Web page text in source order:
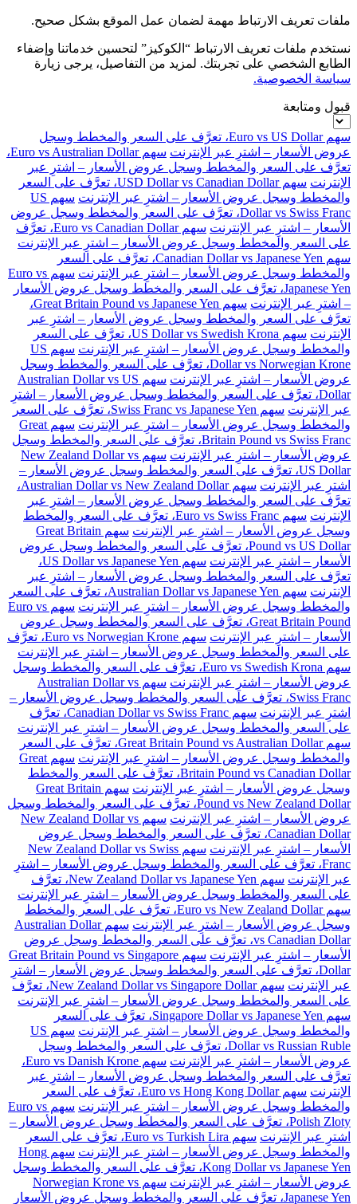
ملفات تعريف الارتباط مهمة لضمان عمل الموقع بشكل صحيح.
نستخدم ملفات تعريف الارتباط “الكوكيز” لتحسين خدماتنا وإضفاء
الطابع الشخصي على تجربتك. لمزيد من التفاصيل، يرجى زيارة
سياسة الخصوصية.
قبول ومتابعة
سهم Euro vs US Dollar، تعرَّف على السعر والمخطط وسجل
عروض الأسعار – اشترِ عبر الإنترنت
سهم Euro vs Australian Dollar،
تعرَّف على السعر والمخطط وسجل عروض الأسعار – اشترِ عبر
الإنترنت
سهم USD Dollar vs Canadian Dollar، تعرَّف على السعر
والمخطط وسجل عروض الأسعار – اشترِ عبر الإنترنت
سهم US
Dollar vs Swiss Franc، تعرَّف على السعر والمخطط وسجل عروض
الأسعار – اشترِ عبر الإنترنت
سهم Euro vs Canadian Dollar، تعرَّف
على السعر والمخطط وسجل عروض الأسعار – اشترِ عبر الإنترنت
سهم Canadian Dollar vs Japanese Yen، تعرَّف على السعر
والمخطط وسجل عروض الأسعار – اشترِ عبر الإنترنت
سهم Euro vs
Japanese Yen، تعرَّف على السعر والمخطط وسجل عروض الأسعار
– اشترِ عبر الإنترنت
سهم Great Britain Pound vs Japanese Yen،
تعرَّف على السعر والمخطط وسجل عروض الأسعار – اشترِ عبر
الإنترنت
سهم US Dollar vs Swedish Krona، تعرَّف على السعر
والمخطط وسجل عروض الأسعار – اشترِ عبر الإنترنت
سهم US
Dollar vs Norwegian Krone، تعرَّف على السعر والمخطط وسجل
عروض الأسعار – اشترِ عبر الإنترنت
سهم Australian Dollar vs US
Dollar، تعرَّف على السعر والمخطط وسجل عروض الأسعار – اشترِ
عبر الإنترنت
سهم Swiss Franc vs Japanese Yen، تعرَّف على السعر
والمخطط وسجل عروض الأسعار – اشترِ عبر الإنترنت
سهم Great
Britain Pound vs Swiss Franc، تعرَّف على السعر والمخطط وسجل
عروض الأسعار – اشترِ عبر الإنترنت
سهم New Zealand Dollar vs
US Dollar، تعرَّف على السعر والمخطط وسجل عروض الأسعار –
اشترِ عبر الإنترنت
سهم Australian Dollar vs New Zealand Dollar،
تعرَّف على السعر والمخطط وسجل عروض الأسعار – اشترِ عبر
الإنترنت
سهم Euro vs Swiss Franc، تعرَّف على السعر والمخطط
وسجل عروض الأسعار – اشترِ عبر الإنترنت
سهم Great Britain
Pound vs US Dollar، تعرَّف على السعر والمخطط وسجل عروض
الأسعار – اشترِ عبر الإنترنت
سهم US Dollar vs Japanese Yen،
تعرَّف على السعر والمخطط وسجل عروض الأسعار – اشترِ عبر
الإنترنت
سهم Australian Dollar vs Japanese Yen، تعرَّف على السعر
والمخطط وسجل عروض الأسعار – اشترِ عبر الإنترنت
سهم Euro vs
Great Britain Pound، تعرَّف على السعر والمخطط وسجل عروض
الأسعار – اشترِ عبر الإنترنت
سهم Euro vs Norwegian Krone، تعرَّف
على السعر والمخطط وسجل عروض الأسعار – اشترِ عبر الإنترنت
سهم Euro vs Swedish Krona، تعرَّف على السعر والمخطط وسجل
عروض الأسعار – اشترِ عبر الإنترنت
سهم Australian Dollar vs
Swiss Franc، تعرَّف على السعر والمخطط وسجل عروض الأسعار –
اشترِ عبر الإنترنت
سهم Canadian Dollar vs Swiss Franc، تعرَّف
على السعر والمخطط وسجل عروض الأسعار – اشترِ عبر الإنترنت
سهم Great Britain Pound vs Australian Dollar، تعرَّف على السعر
والمخطط وسجل عروض الأسعار – اشترِ عبر الإنترنت
سهم Great
Britain Pound vs Canadian Dollar، تعرَّف على السعر والمخطط
وسجل عروض الأسعار – اشترِ عبر الإنترنت
سهم Great Britain
Pound vs New Zealand Dollar، تعرَّف على السعر والمخطط وسجل
عروض الأسعار – اشترِ عبر الإنترنت
سهم New Zealand Dollar vs
Canadian Dollar، تعرَّف على السعر والمخطط وسجل عروض
الأسعار – اشترِ عبر الإنترنت
سهم New Zealand Dollar vs Swiss
Franc، تعرَّف على السعر والمخطط وسجل عروض الأسعار – اشترِ
عبر الإنترنت
سهم New Zealand Dollar vs Japanese Yen، تعرَّف
على السعر والمخطط وسجل عروض الأسعار – اشترِ عبر الإنترنت
سهم Euro vs New Zealand Dollar، تعرَّف على السعر والمخطط
وسجل عروض الأسعار – اشترِ عبر الإنترنت
سهم Australian Dollar
vs Canadian Dollar، تعرَّف على السعر والمخطط وسجل عروض
الأسعار – اشترِ عبر الإنترنت
سهم Great Britain Pound vs Singapore
Dollar، تعرَّف على السعر والمخطط وسجل عروض الأسعار – اشترِ
عبر الإنترنت
سهم New Zealand Dollar vs Singapore Dollar، تعرَّف
على السعر والمخطط وسجل عروض الأسعار – اشترِ عبر الإنترنت
سهم Singapore Dollar vs Japanese Yen، تعرَّف على السعر
والمخطط وسجل عروض الأسعار – اشترِ عبر الإنترنت
سهم US
Dollar vs Russian Ruble، تعرَّف على السعر والمخطط وسجل
عروض الأسعار – اشترِ عبر الإنترنت
سهم Euro vs Danish Krone،
تعرَّف على السعر والمخطط وسجل عروض الأسعار – اشترِ عبر
الإنترنت
سهم Euro vs Hong Kong Dollar، تعرَّف على السعر
والمخطط وسجل عروض الأسعار – اشترِ عبر الإنترنت
سهم Euro vs
Polish Zloty، تعرَّف على السعر والمخطط وسجل عروض الأسعار –
اشترِ عبر الإنترنت
سهم Euro vs Turkish Lira، تعرَّف على السعر
والمخطط وسجل عروض الأسعار – اشترِ عبر الإنترنت
سهم Hong
Kong Dollar vs Japanese Yen، تعرَّف على السعر والمخطط وسجل
عروض الأسعار – اشترِ عبر الإنترنت
سهم Norwegian Krone vs
Japanese Yen، تعرَّف على السعر والمخطط وسجل عروض الأسعار